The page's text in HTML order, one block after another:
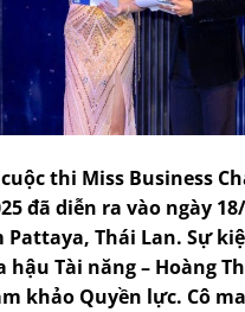
thi Miss Business
đã diễn ra vào ngày
Pattaya, Thái Lan. Sự
hậu Tài năng – Hoàng
khảo Quyền lực. Cô